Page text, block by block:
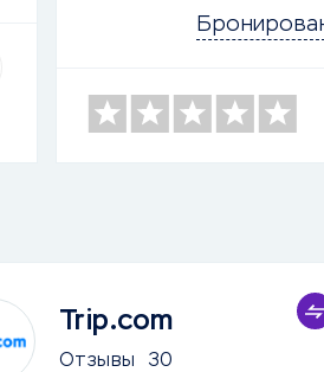
Trip.com
Отзывы 30